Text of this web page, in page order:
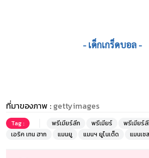
- เด็กเกร็ดบอล -
ที่มาของภาพ : gettyimages
Tag : พรีเมียร์ลีก พรีเมียร์
พรีเมียร์
เอริค เทน ฮาก
แมนยู แมนฯ ยูไนเต็ด แมนเช